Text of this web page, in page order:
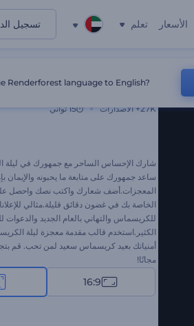
الأسعار تعلم تسجيل
27K+ الاصدارات 15 ثواني
شارك الإحساس الساحر مع جمهورك في ليلة
ساعد جمهورك على متابعة ما يحبونه والإيمان
المعجزات.أضف شعارك واكتب نصك واحصل
الخاصة بك في غضون دقائق قليلة.مثالي
للكريسماس والتهاني بالعام الجديد والدعوات
الكثير.استخدم قالب مقدمة معجزة ليلة
أمنياتك بعيد كريسماس سعيد لمن تحب. قم
مجانًا!
16:9
Renderforest language to English?